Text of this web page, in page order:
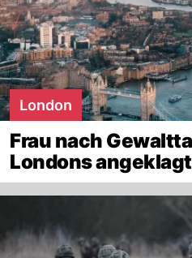
London
Frau nach
Londons angeklagt